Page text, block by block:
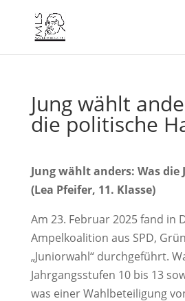
Jung wählt
die politische
Jung wählt anders: Was
(Lea Pfeifer, 11. Klasse)
Am 23. Februar 2025 fand in
Ampelkoalition aus SPD,
„Juniorwahl“ durchgeführt.
Jahrgangsstufen 10 bis 13
was einer Wahlbeteiligung